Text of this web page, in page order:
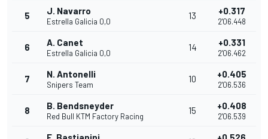
5 J. Navarro
Estrella Galicia 0,0
13 +0.317
2'06.448
6 A. Canet
Estrella Galicia 0,0
14 +0.331
2'06.462
7 N. Antonelli
Snipers Team
10 +0.405
2'06.536
8 B. Bendsneyder
Red Bull KTM Factory Racing
15 +0.408
2'06.539